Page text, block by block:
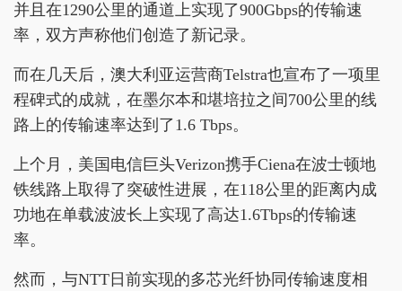
并且在1290公里的通道上实现了900Gbps的传输速
率，双方声称他们创造了新记录。
而在几天后，澳大利亚运营商Telstra也宣布了一项里
程碑式的成就，在墨尔本和堪培拉之间700公里的线
路上的传输速率达到了1.6 Tbps。
上个月，美国电信巨头Verizon携手Ciena在波士顿地
铁线路上取得了突破性进展，在118公里的距离内成
功地在单载波波长上实现了高达1.6Tbps的传输速
率。
然而，与NTT日前实现的多芯光纤协同传输速度相